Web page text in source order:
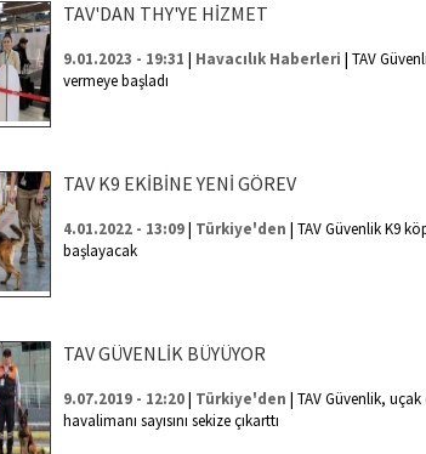
TAV'DAN THY'YE HİZMET
9.01.2023 - 19:31 | Havacılık Haberleri | TAV
vermeye başladı
TAV K9 EKİBİNE YENİ GÖREV
4.01.2022 - 13:09| Türkiye'den | TAV Güvenlik K9
başlayacak
TAV GÜVENLİK BÜYÜYOR
9.07.2019 - 12:20| Türkiye'den | TAV Güvenlik,
havalimanı sayısını sekize çıkarttı